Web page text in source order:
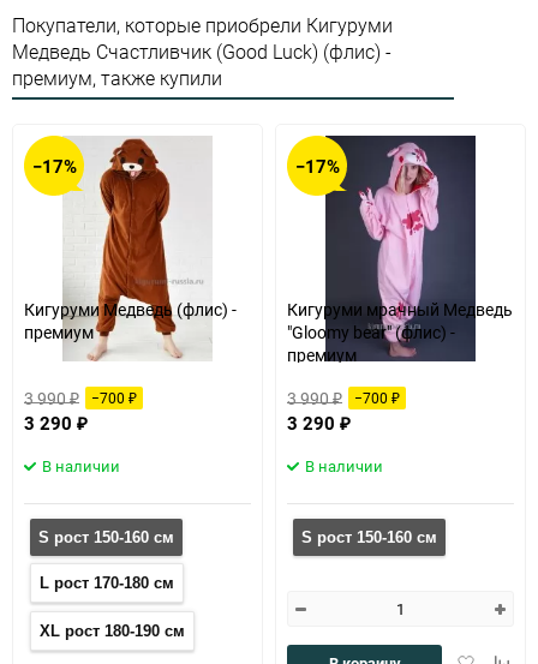
Покупатели, которые приобрели Кигуруми
Медведь Счастливчик (Good Luck) (флис) -
премиум, также купили
−17%
Кигуруми Медведь (флис) -
премиум
3 990₽ −700 ₽
3 290 ₽
В наличии
S рост 150-160 см
L рост 170-180 см
XL рост 180-190 см
−17%
Кигуруми мрачный Медведь
"Gloomy bear" (флис) -
премиум
3 990₽ −700 ₽
3 290 ₽
В наличии
S рост 150-160 см